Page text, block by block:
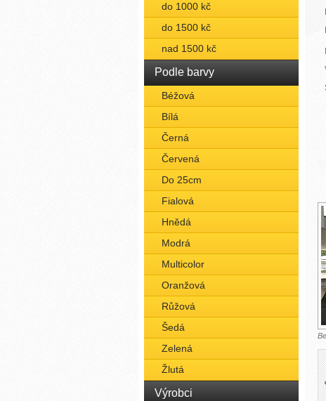
do 1000 kč
do 1500 kč
nad 1500 kč
Podle barvy
Béžová
Bílá
Černá
Červená
Do 25cm
Fialová
Hnědá
Modrá
Multicolor
Oranžová
Růžová
Šedá
Zelená
Žlutá
Výrobci